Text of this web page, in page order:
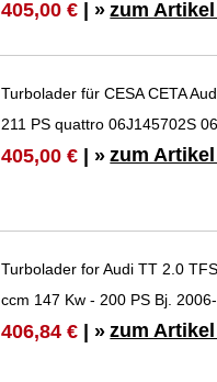
405,00 € | » zum
Turbolader für CESA CETA
211 PS quattro 06J145702S
405,00 € | » zum
Turbolader for Audi TT 2.0
ccm 147 Kw - 200 PS Bj.
406,84 € | » zum